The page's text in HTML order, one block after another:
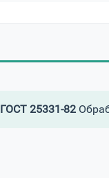
ГОСТ 25331-82